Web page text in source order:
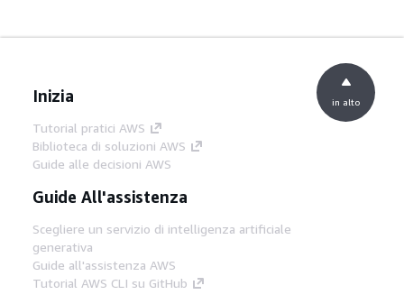
Inizia
Tutorial pratici AWS
Biblioteca di soluzioni AWS
Guide alle decisioni AWS
Guide All'assistenza
Scegliere un servizio di intelligenza artificiale
generativa
Guide all'assistenza AWS
Tutorial AWS CLI su GitHub
in alto